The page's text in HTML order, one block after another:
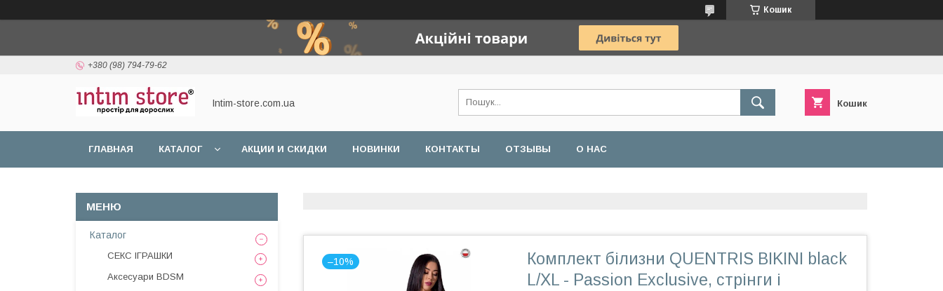
Кошик
+380 (98) 794-79-62
Intim-store.com.ua Кошик
ГЛАВНАЯ КАТАЛОГ АКЦИИ И СКИДКИ НОВИНКИ КОНТАКТЫ ОТЗЫВЫ О НАС
–10%
Комплект білизни QUENTRIS BIKINI black
L/XL - Passion Exclusive, стрінги і
Каталог
СЕКС ІГРАШКИ
Аксесуари BDSM